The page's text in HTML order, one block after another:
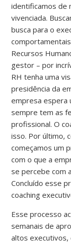
identificamos de
vivenciada.
busca para o
Recursos
gestor – por
RH tenha uma
presidência da
empresa espera
sempre tem as
profissional. O
isso. Por último,
começamos um
com o que a
se percebe com
Concluído esse
coaching
Esse processo
semanais de
altos executivos,